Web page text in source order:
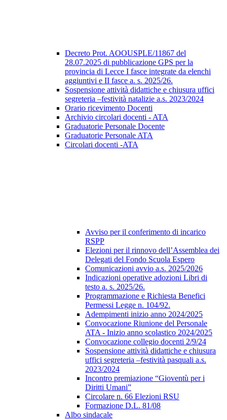
Decreto Prot. AOOUSPLE/11867 del
28.07.2025 di pubblicazione GPS per la
provincia di Lecce I fasce integrate da elenchi
aggiuntivi e II fasce a. s. 2025/26.
Sospensione attività didattiche e chiusura uffici
segreteria –festività natalizie a.s. 2023/2024
Orario ricevimento Docenti
Archivio circolari docenti - ATA
Graduatorie Personale Docente
Graduatorie Personale ATA
Circolari docenti -ATA
Avviso per il conferimento di incarico
RSPP
Elezioni per il rinnovo dell’Assemblea dei
Delegati del Fondo Scuola Espero
Comunicazioni avvio a.s. 2025/2026
Indicazioni operative adozioni Libri di
testo a. s. 2025/26.
Programmazione e Richiesta Benefici
Permessi Legge n. 104/92.
Adempimenti inizio anno 2024/2025
Convocazione Riunione del Personale
ATA - Inizio anno scolastico 2024/2025
Convocazione collegio docenti 2/9/24
Sospensione attività didattiche e chiusura
uffici segreteria –festività pasquali a.s.
2023/2024
Incontro premiazione “Gioventù per i
Diritti Umani”
Circolare n. 66 Elezioni RSU
Formazione D.L. 81/08
Albo sindacale